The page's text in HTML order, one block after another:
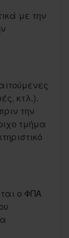
με την
κτλ.).
την
τμήμα
ο ΦΠΑ